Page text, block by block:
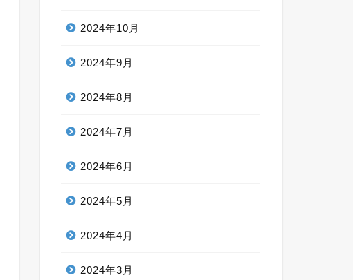
2024年10月
2024年9月
2024年8月
2024年7月
2024年6月
2024年5月
2024年4月
2024年3月